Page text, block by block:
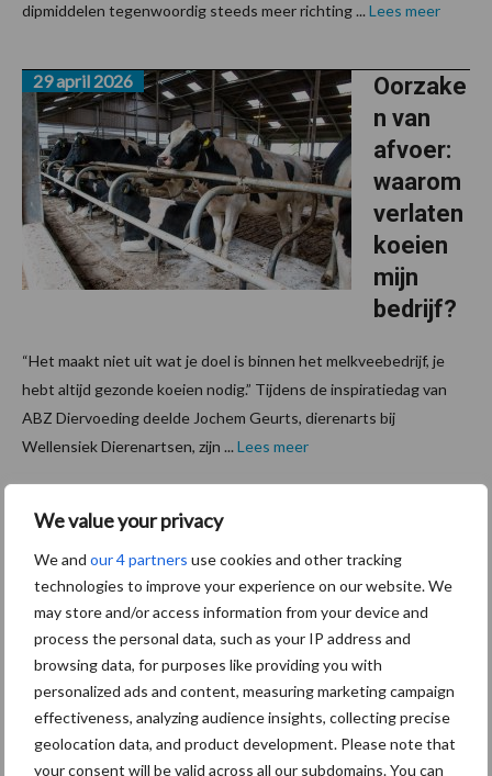
We value your privacy
We and our 4 partners use cookies and other tracking
technologies to improve your experience on our website. We
may store and/or access information from your device and
process the personal data, such as your IP address and
browsing data, for purposes like providing you with
personalized ads and content, measuring marketing campaign
effectiveness, analyzing audience insights, collecting precise
geolocation data, and product development. Please note that
your consent will be valid across all our subdomains. You can
dipmiddelen tegenwoordig steeds meer richting ... Lees meer
Oorzake
n van
afvoer:
waarom
verlaten
koeien
mijn
bedrijf?
29 april 2026
“Het maakt niet uit wat je doel is binnen het melkveebedrijf, je
hebt altijd gezonde koeien nodig.” Tijdens de inspiratiedag van
ABZ Diervoeding deelde Jochem Geurts, dierenarts bij
Wellensiek Dierenartsen, zijn ... Lees meer
focus op
melkpro
ductie
los”:
melkvee
houder
experim
12 maart 2026